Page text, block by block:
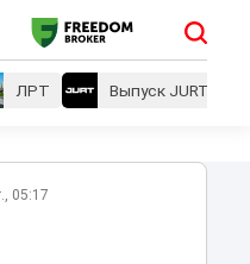
ЛРТ Выпуск JURT
05:17